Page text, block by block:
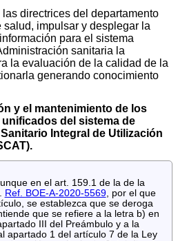
directrices del departamento
impulsar y desplegar la
para el sistema
sanitaria la
la evaluación de la calidad de la
generando conocimiento
y el mantenimiento de los
del sistema de
Integral de Utilización
en el art. 159.1 de la de la
Ref. BOE-A-2020-5569, por el que
se establezca que se deroga
que se refiere a la letra b) en
III del Preámbulo y a la
apartado 1 del artículo 7 de la Ley